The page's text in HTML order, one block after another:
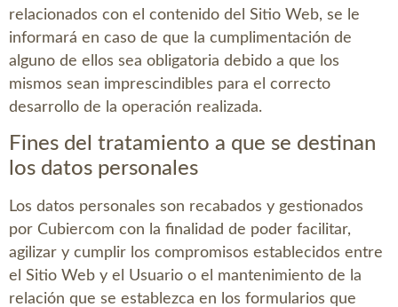
relacionados con el contenido del Sitio Web, se le
informará en caso de que la cumplimentación de
alguno de ellos sea obligatoria debido a que los
mismos sean imprescindibles para el correcto
desarrollo de la operación realizada.
Fines del tratamiento a que se destinan
los datos personales
Los datos personales son recabados y gestionados
por Cubiercom con la finalidad de poder facilitar,
agilizar y cumplir los compromisos establecidos entre
el Sitio Web y el Usuario o el mantenimiento de la
relación que se establezca en los formularios que